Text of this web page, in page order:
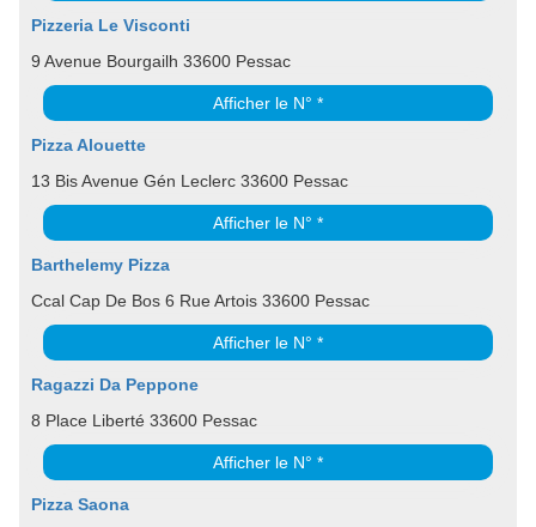
Pizzeria Le Visconti
9 Avenue Bourgailh 33600 Pessac
Afficher le N° *
Pizza Alouette
13 Bis Avenue Gén Leclerc 33600 Pessac
Afficher le N° *
Barthelemy Pizza
Ccal Cap De Bos 6 Rue Artois 33600 Pessac
Afficher le N° *
Ragazzi Da Peppone
8 Place Liberté 33600 Pessac
Afficher le N° *
Pizza Saona